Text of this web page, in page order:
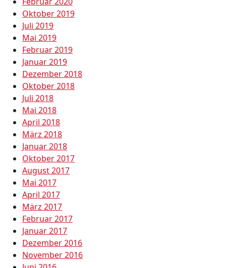
Oktober 2019
Juli 2019
Mai 2019
Februar 2019
Januar 2019
Dezember 2018
Oktober 2018
Juli 2018
Mai 2018
April 2018
März 2018
Januar 2018
Oktober 2017
August 2017
Mai 2017
April 2017
März 2017
Februar 2017
Januar 2017
Dezember 2016
November 2016